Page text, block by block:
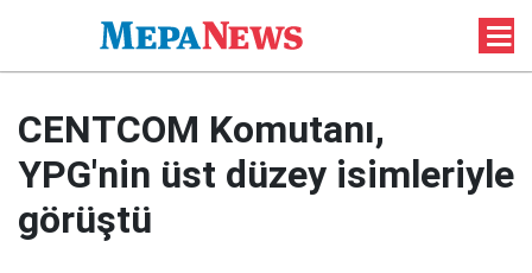
CENTCOM Komutanı,
YPG'nin üst düzey isimleriyle
görüştü